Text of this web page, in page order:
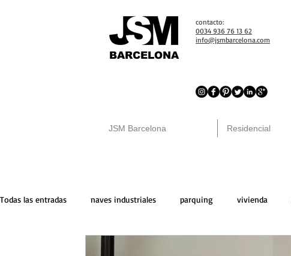
BARCELONA
contacto:
0034 936 76 13 62
info@jsmbarcelona.com
JSM Barcelona Residencial
Todas las entradas naves industriales parquing vivienda